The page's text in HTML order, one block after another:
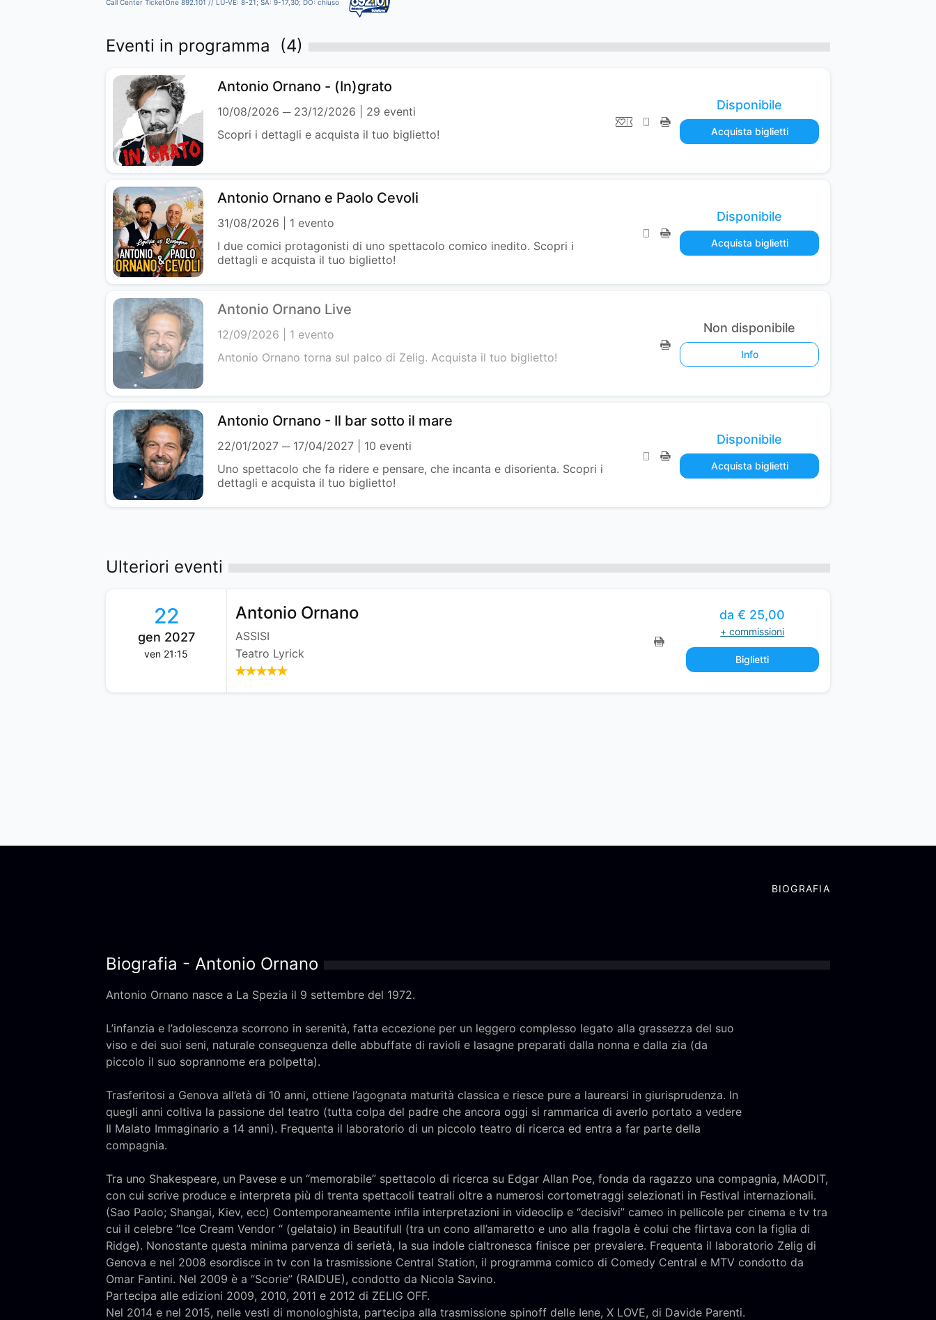
Call Center TicketOne 892.101 // LU-VE: 8-21; SA: 9-17,30; DO: chiuso
Eventi in programma (4)
Antonio Ornano - (In)grato
10/08/2026 ─ 23/12/2026
29 eventi
Scopri i dettagli e acquista il tuo biglietto!
Disponibile
Acquista biglietti
Antonio Ornano e Paolo Cevoli
31/08/2026
1 evento
I due comici protagonisti di uno spettacolo comico inedito. Scopri i
dettagli e acquista il tuo biglietto!
Disponibile
Acquista biglietti
Antonio Ornano Live
12/09/2026
1 evento
Antonio Ornano torna sul palco di Zelig. Acquista il tuo biglietto!
Non disponibile
Info
Antonio Ornano - Il bar sotto il mare
22/01/2027 ─ 17/04/2027
10 eventi
Uno spettacolo che fa ridere e pensare, che incanta e disorienta. Scopri i
dettagli e acquista il tuo biglietto!
Disponibile
Acquista biglietti
Ulteriori eventi
22
gen 2027
ven 21:15
Antonio Ornano
ASSISI
Teatro Lyrick
da € 25,00
+ commissioni
Biglietti
BIOGRAFIA
Biografia - Antonio Ornano
Antonio Ornano nasce a La Spezia il 9 settembre del 1972.
L’infanzia e l’adolescenza scorrono in serenità, fatta eccezione per un leggero complesso legato alla grassezza del suo
viso e dei suoi seni, naturale conseguenza delle abbuffate di ravioli e lasagne preparati dalla nonna e dalla zia (da
piccolo il suo soprannome era polpetta).
Trasferitosi a Genova all’età di 10 anni, ottiene l’agognata maturità classica e riesce pure a laurearsi in giurisprudenza. In
quegli anni coltiva la passione del teatro (tutta colpa del padre che ancora oggi si rammarica di averlo portato a vedere
Il Malato Immaginario a 14 anni). Frequenta il laboratorio di un piccolo teatro di ricerca ed entra a far parte della
compagnia.
Tra uno Shakespeare, un Pavese e un “memorabile” spettacolo di ricerca su Edgar Allan Poe, fonda da ragazzo una compagnia, MAODIT,
con cui scrive produce e interpreta più di trenta spettacoli teatrali oltre a numerosi cortometraggi selezionati in Festival internazionali.
(Sao Paolo; Shangai, Kiev, ecc) Contemporaneamente infila interpretazioni in videoclip e “decisivi” cameo in pellicole per cinema e tv tra
cui il celebre ”Ice Cream Vendor “ (gelataio) in Beautifull (tra un cono all’amaretto e uno alla fragola è colui che flirtava con la figlia di
Ridge). Nonostante questa minima parvenza di serietà, la sua indole cialtronesca finisce per prevalere. Frequenta il laboratorio Zelig di
Genova e nel 2008 esordisce in tv con la trasmissione Central Station, il programma comico di Comedy Central e MTV condotto da
Omar Fantini. Nel 2009 è a “Scorie” (RAIDUE), condotto da Nicola Savino.
Partecipa alle edizioni 2009, 2010, 2011 e 2012 di ZELIG OFF.
Nel 2014 e nel 2015, nelle vesti di monologhista, partecipa alla trasmissione spinoff delle Iene, X LOVE, di Davide Parenti.